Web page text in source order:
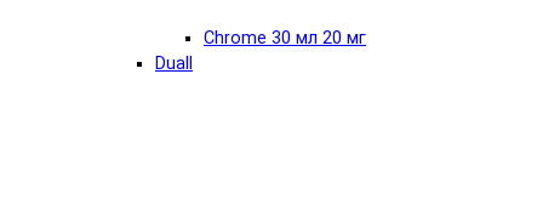
Chrome 30 мл 20 мг
Duall